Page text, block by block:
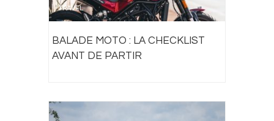
TRAVEL
BALADE MOTO : LA CHECKLIST
AVANT DE PARTIR